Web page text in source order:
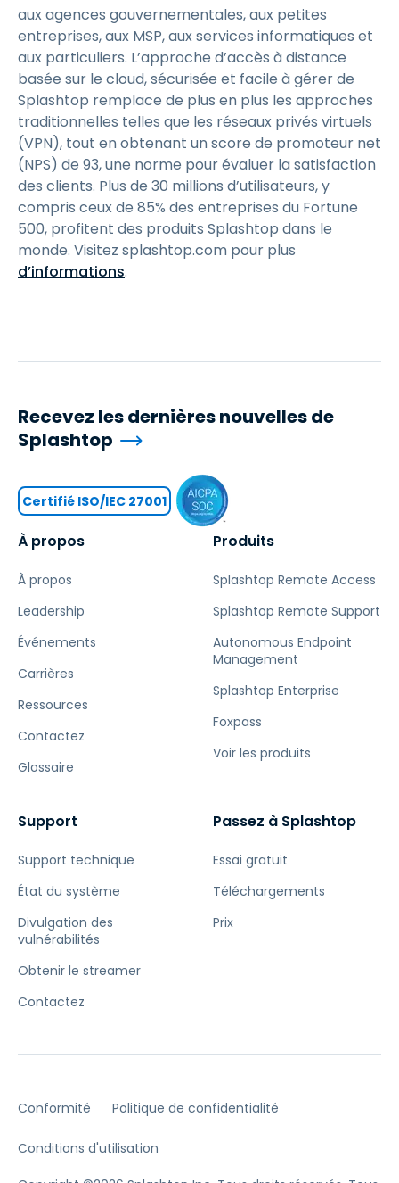
aux agences gouvernementales, aux petites
entreprises, aux MSP, aux services informatiques et
aux particuliers. L’approche d’accès à distance
basée sur le cloud, sécurisée et facile à gérer de
Splashtop remplace de plus en plus les approches
traditionnelles telles que les réseaux privés virtuels
(VPN), tout en obtenant un score de promoteur net
(NPS) de 93, une norme pour évaluer la satisfaction
des clients. Plus de 30 millions d’utilisateurs, y
compris ceux de 85% des entreprises du Fortune
500, profitent des produits Splashtop dans le
monde. Visitez splashtop.com pour plus
d’informations.
À propos
À propos
Leadership
Événements
Carrières
Ressources
Contactez
Glossaire
Produits
Splashtop Remote Access
Splashtop Remote Support
Autonomous Endpoint
Management
Splashtop Enterprise
Foxpass
Voir les produits
Support
Support technique
État du système
Divulgation des
vulnérabilités
Obtenir le streamer
Contactez
Passez à Splashtop
Essai gratuit
Téléchargements
Prix
Recevez les dernières nouvelles de
Splashtop
Certifié ISO/IEC 27001
Conformité Politique de confidentialité
Conditions d'utilisation